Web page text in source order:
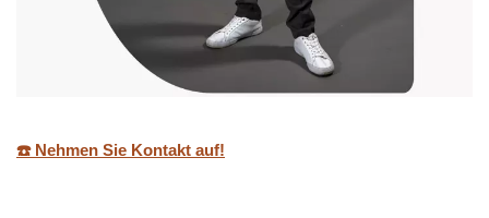
☎️ Nehmen Sie Kontakt auf!